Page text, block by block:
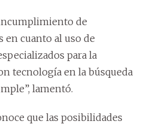
de
cuanto al uso de
para la
tecnología en la búsqueda
lamentó.
que las posibilidades